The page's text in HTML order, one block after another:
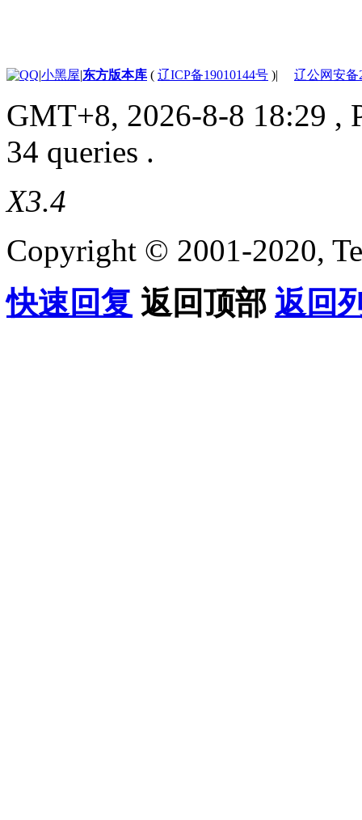
|小黑屋|东方版本库 ( 辽ICP备19010144号 )| 辽公网安备
GMT+8, 2026-8-8 18:29 ,
34 queries .
X3.4
Copyright © 2001-2020,
快速回复 返回顶部 返回